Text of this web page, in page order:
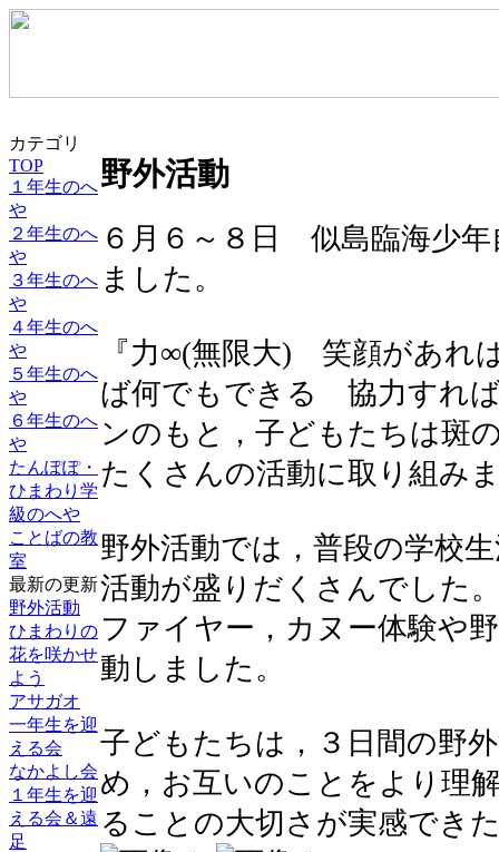
カテゴリ
TOP
１年生のへ
や
２年生のへ
や
３年生のへ
や
４年生のへ
や
５年生のへ
や
６年生のへ
や
たんぽぽ・
ひまわり学
級のへや
ことばの教
室
最新の更新
野外活動
ひまわりの
花を咲かせ
よう
アサガオ
一年生を迎
える会
なかよし会
１年生を迎
える会＆遠
足
野外活動
６月６～８日 似島臨海少
ました。
『力∞(無限大) 笑顔があ
ば何でもできる 協力すれ
ンのもと，子どもたちは斑
たくさんの活動に取り組み
野外活動では，普段の学校
活動が盛りだくさんでした
ファイヤー，カヌー体験や
動しました。
子どもたちは，３日間の野
め，お互いのことをより理
ることの大切さが実感でき